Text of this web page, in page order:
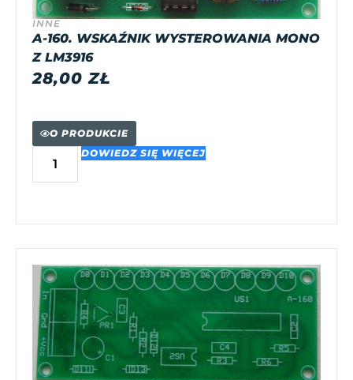
INNE
A-160. WSKAŹNIK WYSTEROWANIA MONO
Z LM3916
28,00ZŁ
O PRODUKCIE
DOWIEDZ SIĘ WIĘCEJ